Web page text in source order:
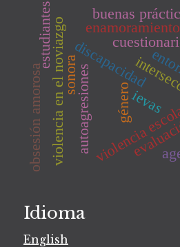
género
discapacidad
violencia
autoagresiones
violencia en el noviazgo
estudiantes buenas
ievas
obsesión amorosa
enamoramiento
sonora
Idioma
English